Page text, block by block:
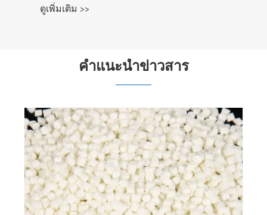
ดูเพิ่มเติม >>
คำแนะนำข่าวสาร